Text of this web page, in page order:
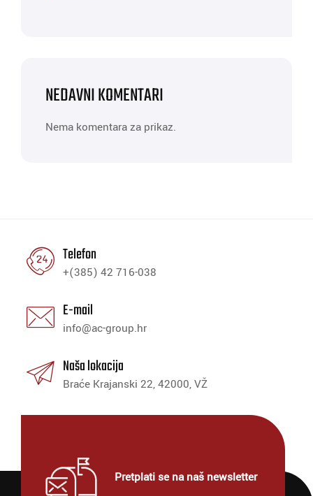
NEDAVNI KOMENTARI
Nema komentara za prikaz.
Telefon
+(385) 42 716-038
E-mail
info@ac-group.hr
Naša lokacija
Braće Krajanski 22, 42000, VŽ
Pretplati se na naš newsletter